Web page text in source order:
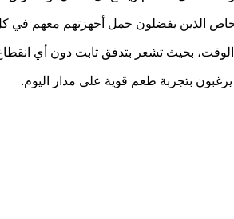
الذين يفضلون حمل أجهزتهم معهم
بحيث تشعر بتدفق ثابت دون أي
يرغبون بتجربة طعم قوية على مدار اليوم.